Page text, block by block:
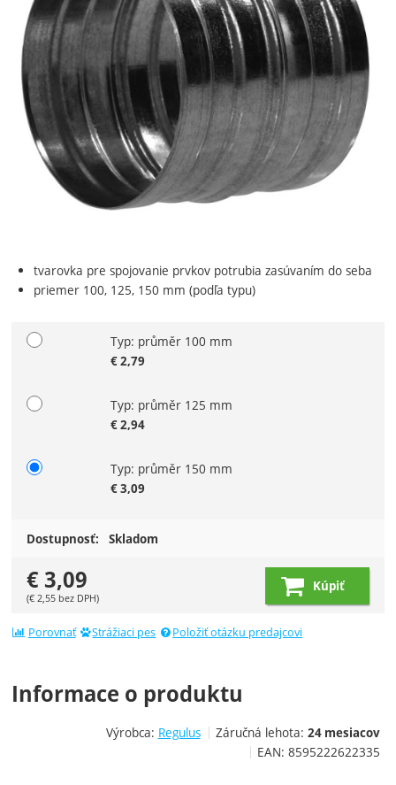
tvarovka pre spojovanie prvkov potrubia zasúvaním do seba
priemer 100, 125, 150 mm (podľa typu)
Zvoľte variantTyp: průměr 100 mm
€2,79
Typ: průměr 125 mm
€2,94
Typ: průměr 150 mm
€3,09
Dostupnosť: Skladom
€ 3,09
(€ 2,55 bez DPH)
Kúpiť
Porovnať Strážiaci pes Položiť otázku predajcovi
Informace o produktu
Výrobca: Regulus Záručná lehota: 24 mesiacov
EAN: 8595222622335